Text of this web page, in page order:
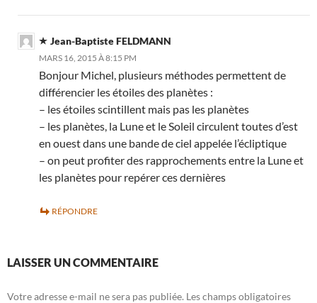
Jean-Baptiste FELDMANN
MARS 16, 2015 À 8:15 PM
Bonjour Michel, plusieurs méthodes permettent de
différencier les étoiles des planètes :
– les étoiles scintillent mais pas les planètes
– les planètes, la Lune et le Soleil circulent toutes d’est
en ouest dans une bande de ciel appelée l’écliptique
– on peut profiter des rapprochements entre la Lune et
les planètes pour repérer ces dernières
RÉPONDRE
LAISSER UN COMMENTAIRE
Votre adresse e-mail ne sera pas publiée. Les champs obligatoires